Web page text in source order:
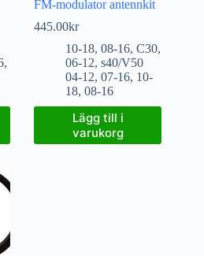
,
FM-modulator antennkit
445.00kr
10-18,08-16,C30,
06-12,s40/V50
04-12,07-16, 10-
18,08-16
Lägg till i
varukorg